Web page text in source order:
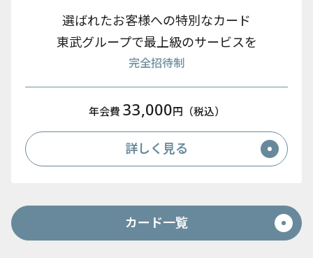
選ばれたお客様への特別なカード
東武グループで最上級のサービスを
完全招待制
年会費 33,000円（税込）
詳しく見る
カード一覧